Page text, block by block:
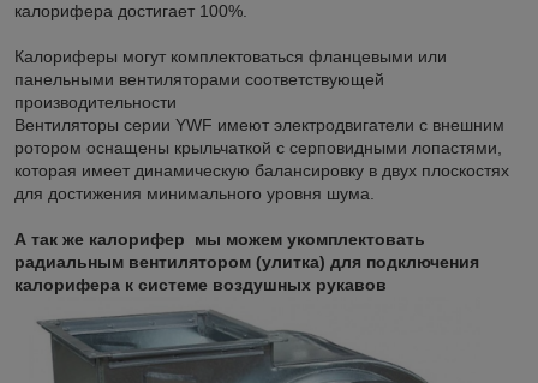
калорифера достигает 100%.
Калориферы могут комплектоваться фланцевыми или
панельными вентиляторами соответствующей
производительности
Вентиляторы серии YWF имеют электродвигатели с внешним
ротором оснащены крыльчаткой с серповидными лопастями,
которая имеет динамическую балансировку в двух плоскостях
для достижения минимального уровня шума.
А так же калорифер мы можем укомплектовать
радиальным вентилятором (улитка) для подключения
калорифера к системе воздушных рукавов